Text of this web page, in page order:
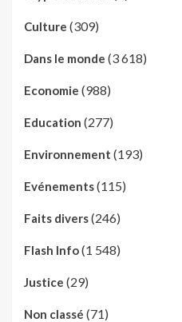
Culture (309)
Dans le monde (3 618)
Economie (988)
Education (277)
Environnement (193)
Evénements(115)
Faits divers(246)
Flash Info(1 548)
Justice (29)
Non classé (71)